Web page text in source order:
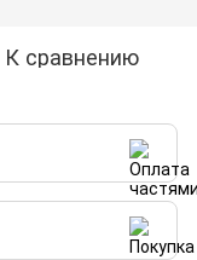
К сравнению